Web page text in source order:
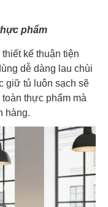
phẩm
kế thuận tiện
dễ dàng lau chùi
giữ tủ luôn sạch sẽ
thực phẩm mà
hàng.